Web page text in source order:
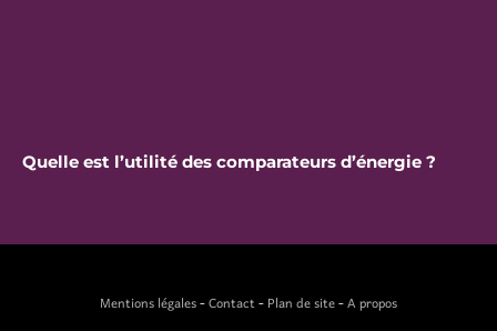
Quelle est l’utilité des comparateurs d’énergie ?
Mentions légales-Contact-Plan de site-A propos